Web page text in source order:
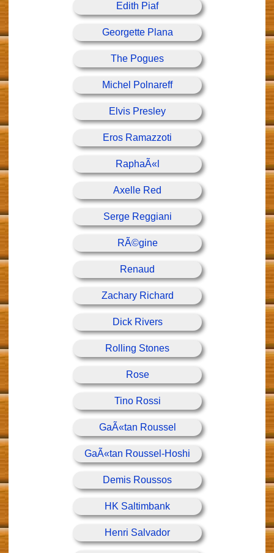
Edith Piaf
Georgette Plana
The Pogues
Michel Polnareff
Elvis Presley
Eros Ramazzoti
RaphaÃ«l
Axelle Red
Serge Reggiani
RÃ©gine
Renaud
Zachary Richard
Dick Rivers
Rolling Stones
Rose
Tino Rossi
GaÃ«tan Roussel
GaÃ«tan Roussel-Hoshi
Demis Roussos
HK Saltimbank
Henri Salvador